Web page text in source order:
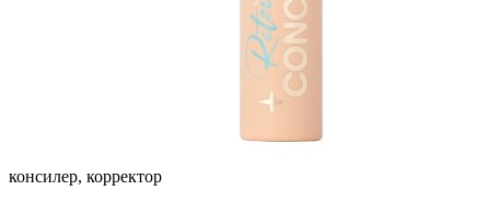
консилер, корректор